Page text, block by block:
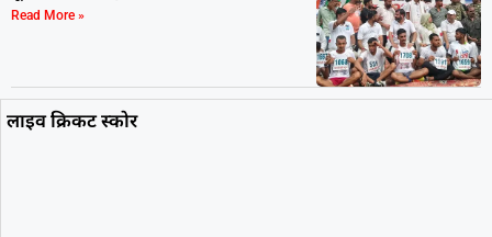
Read More »
लाइव क्रिकट स्कोर